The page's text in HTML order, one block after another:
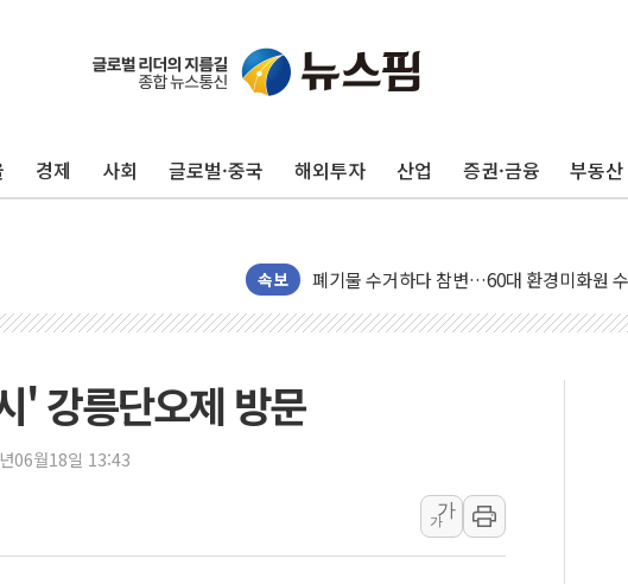
경제 사회 글로벌·중국 해외투자 산업 증권·금융 부동산
속보
[속보] 민주, 인천 경선 결과 발표...김민석
[속보] 민주, 제주 경선 결과 발표...김민
美, 이란전 출구전략 만지작…공습 한계·
강릉·동해·삼척 시간당 최대 50㎜ 폭우…
서울 중랑구 주택가서 흉기 난동…60대 남
李대통령 "결혼 때문에 손해 보는 일 없게
추미애, '위안부' 피해자 기림의 날 참석..."
'화합' 꺼낸 김민석에 '뻔뻔' 받아친 정청래
李대통령, ISA 개편 재검토 지시…與 "적극
동해중부 전 해상 풍랑주의보…10일까지 최
' 강릉단오제 방문
06월18일 13:43
가
가